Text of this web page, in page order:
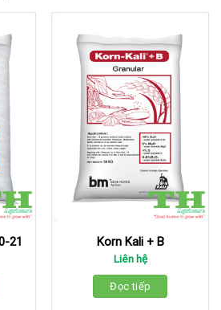
21 Korn Kali + B
Liên hệ
Đọc tiếp